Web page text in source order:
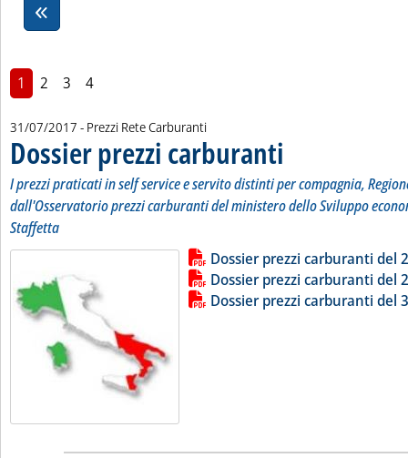
1 2 3 4
31/07/2017 - Prezzi Rete Carburanti
Dossier prezzi carburanti
I prezzi praticati in self service e servito distinti per compagnia,
dall'Osservatorio prezzi carburanti del ministero dello Sviluppo
Staffetta
Leggi tutta la notizia: 'Dossier
Lista allegati PDF alla notiziaDossier prezzi carburanti del
Dossier prezzi carburanti del
Dossier prezzi carburanti del